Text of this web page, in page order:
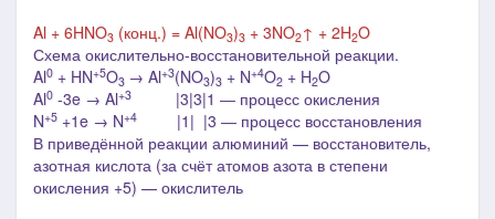
Al + 6HNO3 (конц.) = Al(NO3)3 + 3NO2↑ + 2H2O
Схема окислительно-восстановительной реакции.
Al0 + HN+5O3 → Al+3(NO3)3 + N+4O2 + H2O
Al0 -3e → Al+3
|3|3|1 ― процесс окисления
N+5 +1e → N+4
|1| |3 ― процесс восстановления
В приведённой реакции алюминий — восстановитель,
азотная кислота (за счёт атомов азота в степени
окисления +5) — окислитель